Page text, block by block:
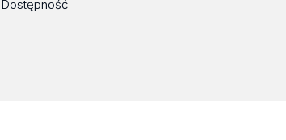
Dostępność